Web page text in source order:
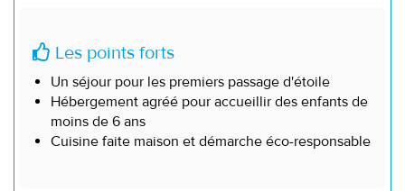
Les points forts
Un séjour pour les premiers passage d'étoile
Hébergement agréé pour accueillir des enfants de
moins de 6 ans
Cuisine faite maison et démarche éco-responsable